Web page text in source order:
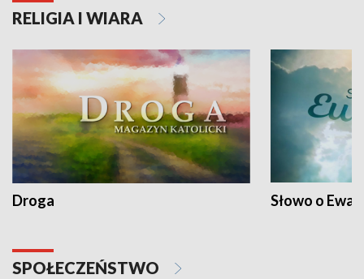
RELIGIA I WIARA
Droga Słowo o
SPOŁECZEŃSTWO